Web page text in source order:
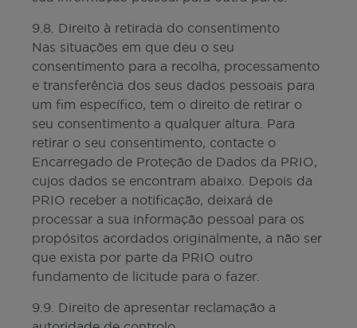
9.8. Direito à retirada do consentimento
Nas situações em que deu o seu
consentimento para a recolha, processamento
e transferência dos seus dados pessoais para
um fim específico, tem o direito de retirar o
seu consentimento a qualquer altura. Para
retirar o seu consentimento, contacte o
Encarregado de Proteção de Dados da PRIO,
cujos dados se encontram abaixo. Depois da
PRIO receber a notificação, deixará de
processar a sua informação pessoal para os
propósitos acordados originalmente, a não ser
que exista por parte da PRIO outro
fundamento de licitude para o fazer.
9.9. Direito de apresentar reclamação a